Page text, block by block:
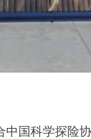
国科学探险